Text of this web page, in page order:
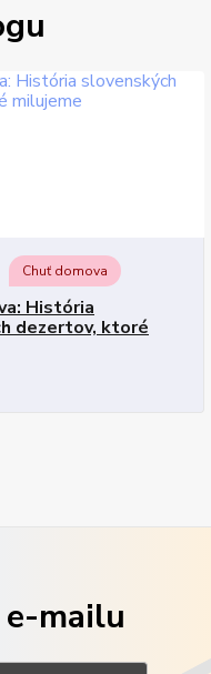
Chuť domova
História
dezertov, ktoré
mailu